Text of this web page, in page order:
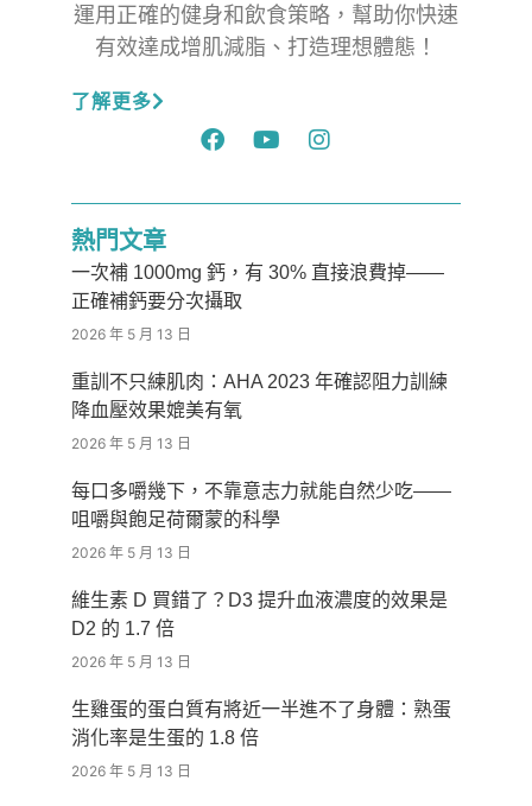
運用正確的健身和飲食策略，幫助你快速
有效達成增肌減脂、打造理想體態！
了解更多
熱門文章
一次補 1000mg 鈣，有 30% 直接浪費掉——
正確補鈣要分次攝取
2026 年 5 月 13 日
重訓不只練肌肉：AHA 2023 年確認阻力訓練
降血壓效果媲美有氧
2026 年 5 月 13 日
每口多嚼幾下，不靠意志力就能自然少吃——
咀嚼與飽足荷爾蒙的科學
2026 年 5 月 13 日
維生素 D 買錯了？D3 提升血液濃度的效果是
D2 的 1.7 倍
2026 年 5 月 13 日
生雞蛋的蛋白質有將近一半進不了身體：熟蛋
消化率是生蛋的 1.8 倍
2026 年 5 月 13 日